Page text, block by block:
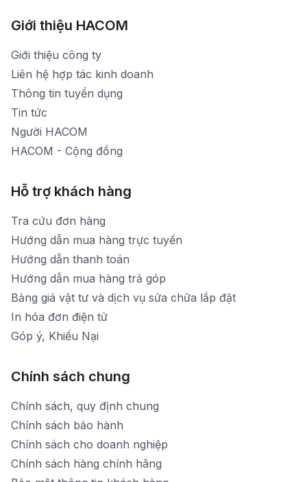
Thời gian mở cửa: Từ 8h30-19h hàng ngày
Xem bản đồ đường đi
1900 1903 (máy lẻ 159) -(028)73000322
1900 1903 (máy lẻ 160)
[email protected]
Thời gian mở cửa: Từ 8h30-20h hàng ngày
Giới thiệu HACOM
Giới thiệu công ty
Liên hệ hợp tác kinh doanh
Thông tin tuyển dụng
Tin tức
Người HACOM
HACOM - Cộng đồng
Hỗ trợ khách hàng
Tra cứu đơn hàng
Hướng dẫn mua hàng trực tuyến
Hướng dẫn thanh toán
Hướng dẫn mua hàng trả góp
Bảng giá vật tư và dịch vụ sửa chữa lắp đặt
In hóa đơn điện tử
Góp ý, Khiếu Nại
Chính sách chung
Chính sách, quy định chung
Chính sách bảo hành
Chính sách cho doanh nghiệp
Chính sách hàng chính hãng